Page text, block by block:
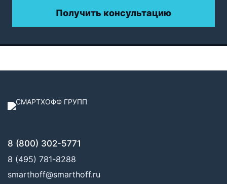
Получить консультацию
8 (800) 302-5771
8 (495) 781-8288
smarthoff@smarthoff.ru